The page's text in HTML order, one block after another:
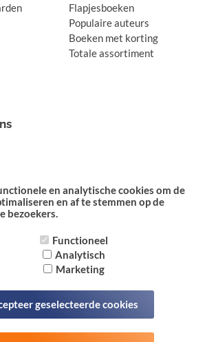
Flapjesboeken
Populaire auteurs
Boeken met korting
Totale assortiment
en analytische cookies om de
en af te stemmen op de
bezoekers.
Functioneel
Analytisch
Marketing
geselecteerde cookies